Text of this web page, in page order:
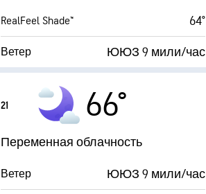
0 (Темно)
RealFeel Shade™ 64°
Ветер ЮЮЗ 9 мили/час
Влажность
Точка росы
0 (Темно)
21 66°
Переменная облачность
Ветер ЮЮЗ 9 мили/час